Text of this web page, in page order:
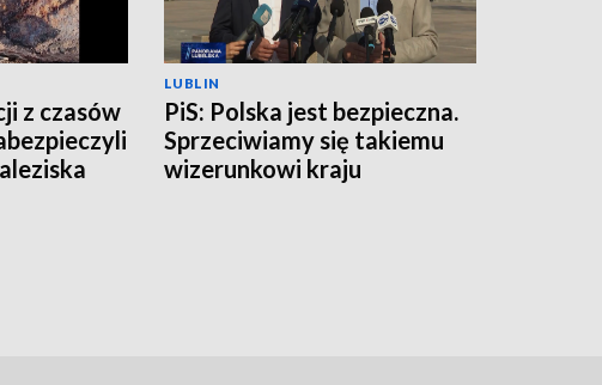
z czasów
LUBLIN
PiS: Polska jest bezpieczna.
Sprzeciwiamy się takiemu
wizerunkowi kraju